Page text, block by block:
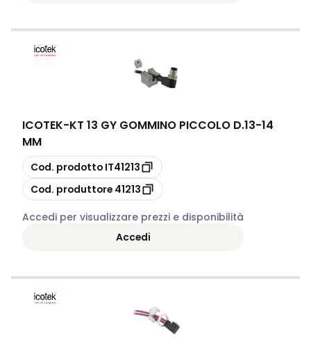
ICOTEK-KT 13 GY GOMMINO PICCOLO D.13-14
MM
copia
Cod. prodotto IT41213
copia
Cod. produttore 41213
Accedi per visualizzare prezzi e disponibilità
Accedi